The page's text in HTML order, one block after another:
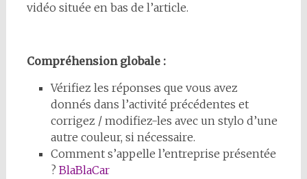
vidéo située en bas de l’article.
Compréhension globale :
Vérifiez les réponses que vous avez
donnés dans l’activité précédentes et
corrigez / modifiez-les avec un stylo d’une
autre couleur, si nécessaire.
Comment s’appelle l’entreprise présentée
? BlaBlaCar